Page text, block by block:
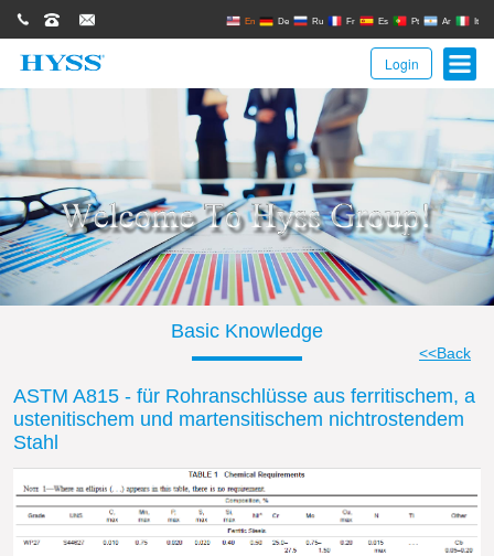
0086(21)62671680
62671061sales@hyssgroup.com En De Ru Fr Es Pt Ar It
Login
<<Back
Basic Knowledge
ASTM A815 - für Rohranschlüsse aus ferritischem, a
ustenitischem und martensitischem nichtrostendem
Stahl